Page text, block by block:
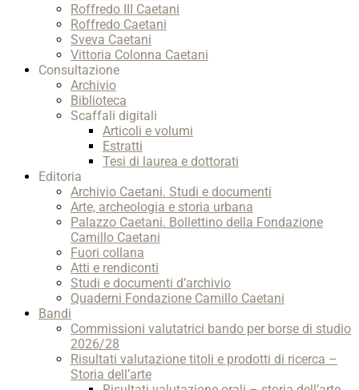
Roffredo III Caetani
Roffredo Caetani
Sveva Caetani
Vittoria Colonna Caetani
Consultazione
Archivio
Biblioteca
Scaffali digitali
Articoli e volumi
Estratti
Tesi di laurea e dottorati
Editoria
Archivio Caetani. Studi e documenti
Arte, archeologia e storia urbana
Palazzo Caetani. Bollettino della Fondazione
Camillo Caetani
Fuori collana
Atti e rendiconti
Studi e documenti d’archivio
Quaderni Fondazione Camillo Caetani
Bandi
Commissioni valutatrici bando per borse di studio
2026/28
Risultati valutazione titoli e prodotti di ricerca –
Storia dell’arte